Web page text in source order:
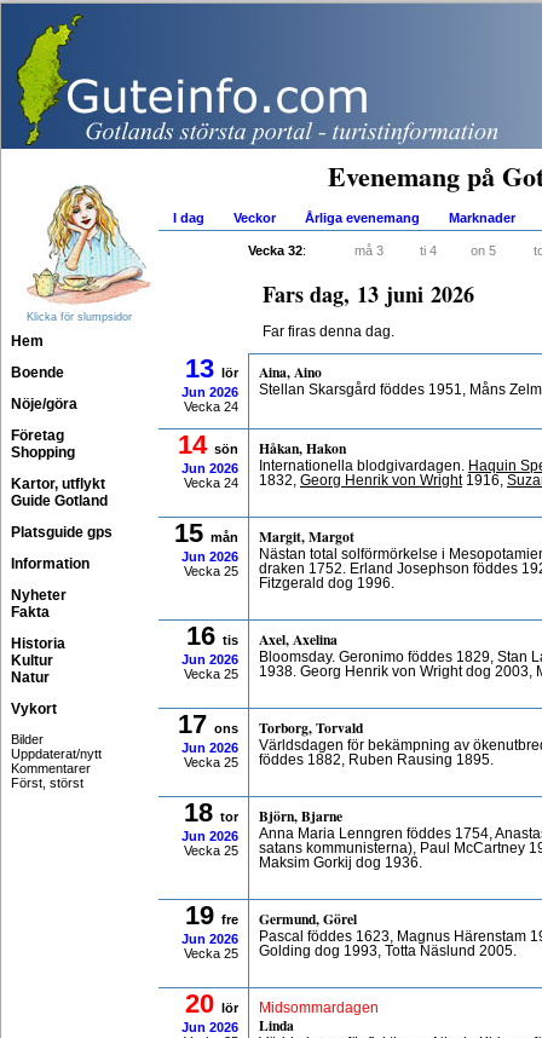
Klicka för slumpsidor
Hem
Boende
Nöje/göra
Företag
Shopping
Kartor, utflykt
Guide Gotland
Platsguide gps
Information
Nyheter
Fakta
Historia
Kultur
Natur
Vykort
Bilder
Uppdaterat/nytt
Kommentarer
Först, störst
Evenemang på
I dag Veckor Årliga evenemang Marknader
Vecka 32: må 3 ti 4 on 5
Fars dag, 13 juni 2026
Far firas denna dag.
13 lör
Jun 2026
Vecka 24
Aina, Aino
Stellan Skarsgård föddes 1951, Måns
14 sön
Jun 2026
Vecka 24
Håkan, Hakon
Internationella blodgivardagen.
Haquin
1832, Georg Henrik von Wright1916,
15 mån
Jun 2026
Vecka 25
Margit, Margot
Nästan total solförmörkelse i
draken 1752. Erland Josephson föddes
Fitzgerald dog 1996.
16 tis
Jun 2026
Vecka 25
Axel, Axelina
Bloomsday. Geronimo föddes 1829, Stan
1938. Georg Henrik von Wright dog 2003,
17 ons
Jun 2026
Vecka 25
Torborg, Torvald
Världsdagen för bekämpning av
föddes 1882, Ruben Rausing 1895.
18 tor
Jun 2026
Vecka 25
Björn, Bjarne
Anna Maria Lenngren föddes 1754,
satans kommunisterna), Paul McCartney
Maksim Gorkij dog 1936.
19 fre
Jun 2026
Vecka 25
Germund, Görel
Pascal föddes 1623, Magnus Härenstam
Golding dog 1993, Totta Näslund 2005.
20 lör
Jun 2026
Midsommardagen
Linda